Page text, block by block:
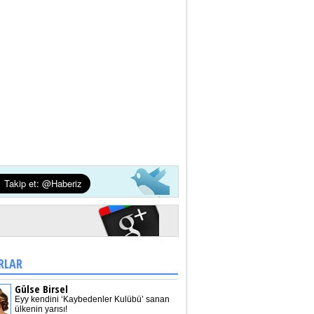
Gülse Birsel
Eyy kendini ‘Kaybedenler Kulübü’ sanan
ülkenin yarısı!